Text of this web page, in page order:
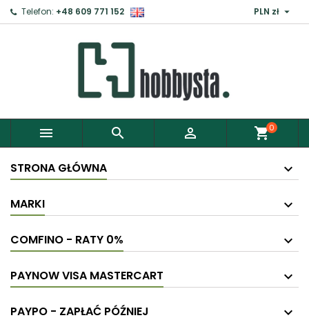
Telefon: +48 609 771 152 PLN zł 
   shopping_cart0
STRONA GŁÓWNA
MARKI
COMFINO - RATY 0%
PAYNOW VISA MASTERCART
PAYPO - ZAPŁAĆ PÓŹNIEJ
Zaloguj ×
Aby zapisać produkty do Schowka, musisz się
Anuluj Zaloguj